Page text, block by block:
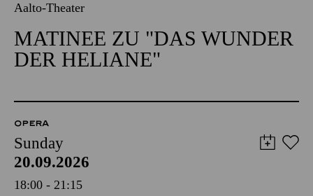
Aalto-Theater
MATINEE ZU "DAS WUNDER
DER HELIANE"
OPERA
Sunday
20.09.2026
18:00 - 21:15